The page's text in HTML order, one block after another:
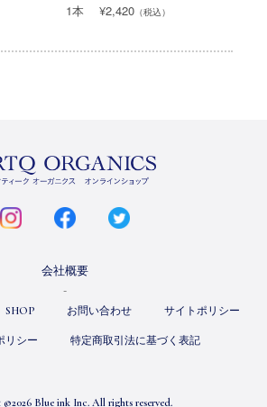
1本 ¥2,420 （税込）
ARTQ
ORGANICS
会社概要
SHOP お問い合わせ
サイトポリシー
リシー
特定商取引法に基づく表記
©2026 Blue ink Inc. All rights reserved.